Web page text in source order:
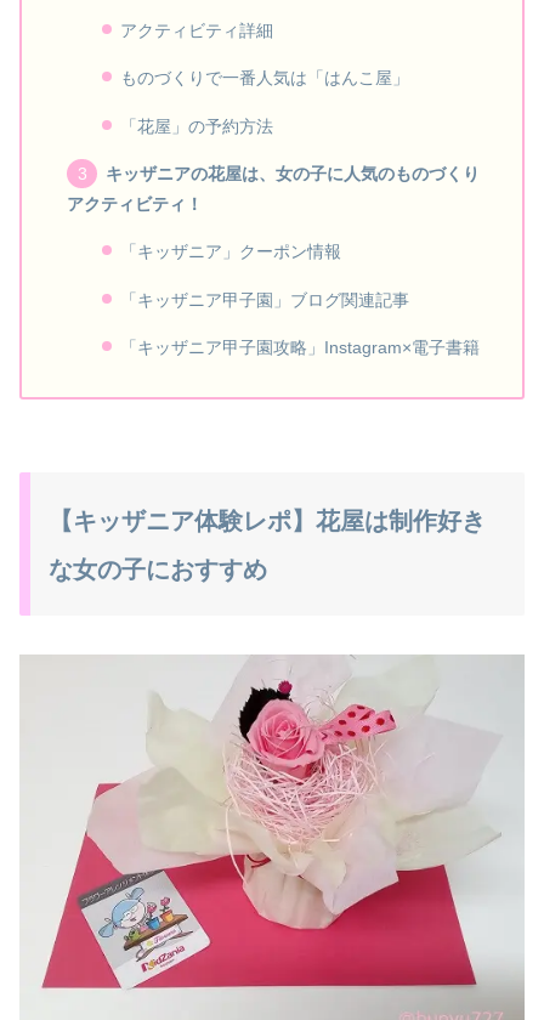
アクティビティ詳細
ものづくりで一番人気は「はんこ屋」
「花屋」の予約方法
キッザニアの花屋は、女の子に人気のものづくり
アクティビティ！
「キッザニア」クーポン情報
「キッザニア甲子園」ブログ関連記事
「キッザニア甲子園攻略」Instagram×電子書籍
【キッザニア体験レポ】花屋は制作好き
な女の子におすすめ